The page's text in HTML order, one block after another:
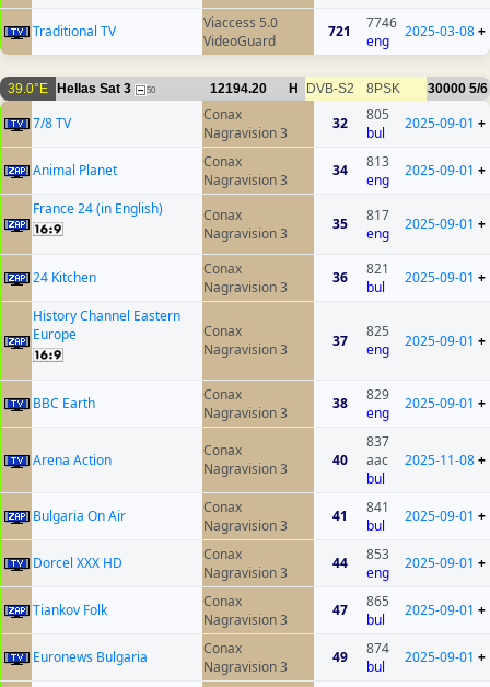
Traditional TV
Viaccess 5.0
VideoGuard
721
7746
eng
2025-03-08+
39.0°E Hellas Sat 3 50 12194.20 H DVB-S2 8PSK 30000 5/6
7/8 TV
Conax
Nagravision 3
32
805
bul
2025-09-01 +
Animal Planet
Conax
Nagravision 3
34
813
eng
2025-09-01 +
France 24 (in English)
Conax
Nagravision 3
35
817
eng
2025-09-01 +
24 Kitchen
Conax
Nagravision 3
36
821
bul
2025-09-01 +
History Channel Eastern
Europe
Conax
Nagravision 3
37
825
eng
2025-09-01 +
BBC Earth
Conax
Nagravision 3
38
829
eng
2025-09-01 +
Arena Action
Conax
Nagravision 3
40
837
aac
bul
2025-11-08+
Bulgaria On Air
Conax
Nagravision 3
41
841
bul
2025-09-01 +
Dorcel XXX HD
Conax
Nagravision 3
44
853
eng
2025-09-01 +
Tiankov Folk
Conax
Nagravision 3
47
865
bul
2025-09-01 +
Euronews Bulgaria
Conax
Nagravision 3
49
874
bul
2025-09-01 +